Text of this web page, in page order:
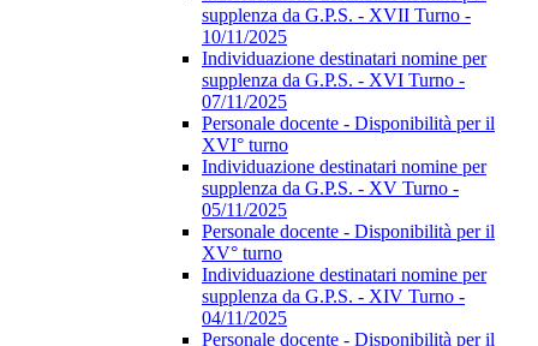
supplenza da G.P.S. - XVII Turno -
10/11/2025
Individuazione destinatari nomine per
supplenza da G.P.S. - XVI Turno -
07/11/2025
Personale docente - Disponibilità per il
XVI° turno
Individuazione destinatari nomine per
supplenza da G.P.S. - XV Turno -
05/11/2025
Personale docente - Disponibilità per il
XV° turno
Individuazione destinatari nomine per
supplenza da G.P.S. - XIV Turno -
04/11/2025
Personale docente - Disponibilità per il